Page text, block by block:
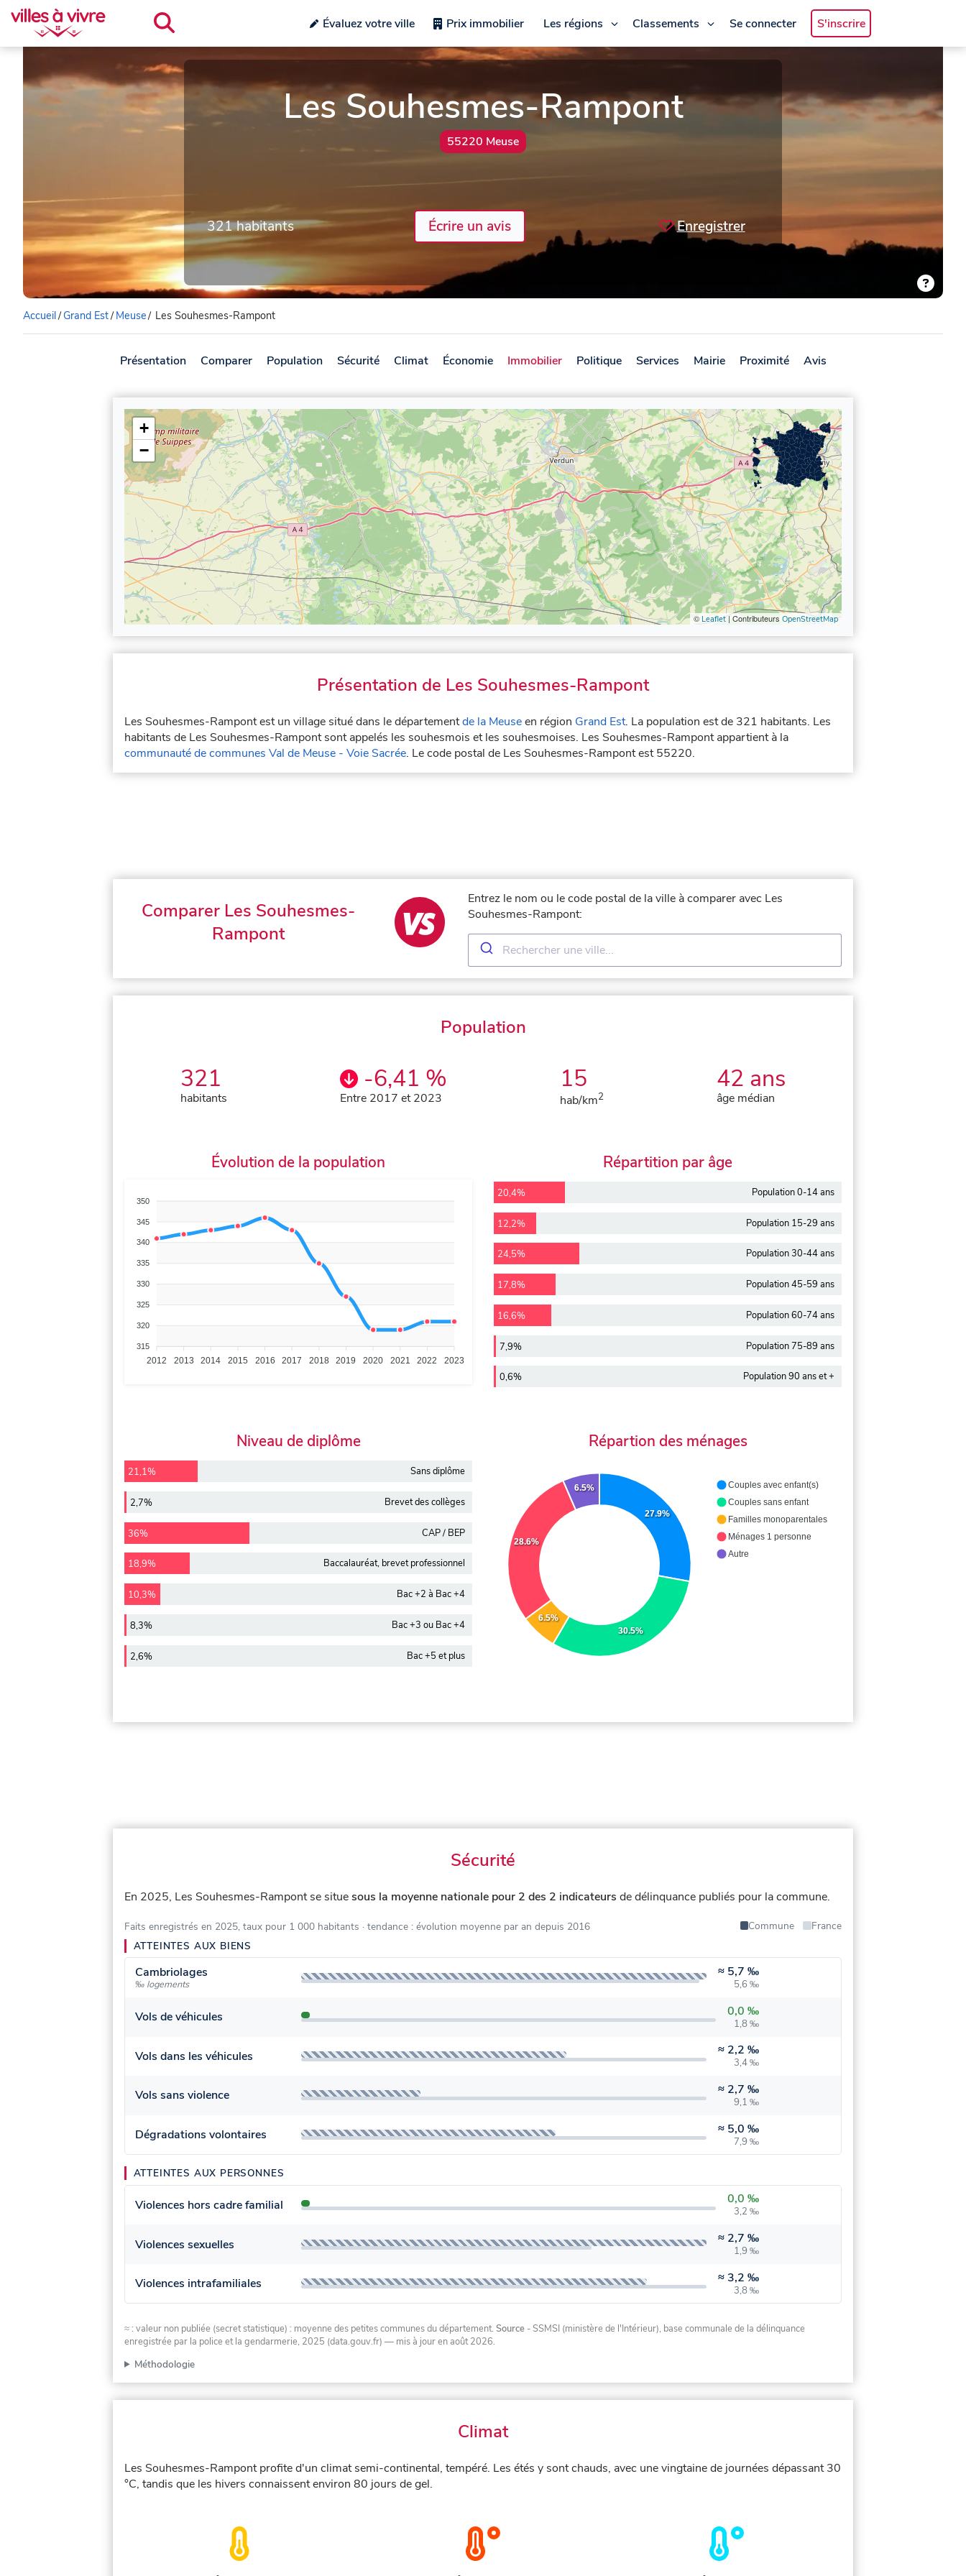
Évaluez votre ville Prix immobilier Les régions Classements Se connecter S'inscrire
Les Souhesmes-Rampont
55220 Meuse
321 habitants Écrire un avis Enregistrer
Accueil/Grand Est/ Meuse/ Les Souhesmes-Rampont
Présentation Comparer Population Sécurité Climat Économie Immobilier Politique Services Mairie Proximité Avis
+
−
© Leaflet | Contributeurs OpenStreetMap
Présentation de Les Souhesmes-Rampont
Les Souhesmes-Rampont est un village situé dans le départementde la Meuseen région Grand Est. La population est de 321 habitants. Les
habitants de Les Souhesmes-Rampont sont appelés les souhesmois et les souhesmoises. Les Souhesmes-Rampont appartient à la
communauté de communes Val de Meuse - Voie Sacrée. Le code postal de Les Souhesmes-Rampont est 55220.
Comparer Les Souhesmes-
Rampont
Entrez le nom ou le code postal de la ville à comparer avec Les
Souhesmes-Rampont:
Population
321
habitants
-6,41 %
Entre 2017 et 2023
15
hab/km2
42 ans
âge médian
Évolution de la population
350
345
340
335
330
325
320
315
2012 2013 2014 2015 2016 2017 2018 2019 2020 2021 2022 2023
Répartition par âge
20,4% Population 0-14 ans
12,2% Population 15-29 ans
24,5% Population 30-44 ans
17,8% Population 45-59 ans
16,6% Population 60-74 ans
7,9% Population 75-89 ans
0,6% Population 90 ans et +
Niveau de diplôme
21,1% Sans diplôme
2,7% Brevet des collèges
36% CAP / BEP
18,9% Baccalauréat, brevet professionnel
10,3% Bac +2 à Bac +4
8,3% Bac +3 ou Bac +4
2,6% Bac +5 et plus
Répartion des ménages
27.9%
30.5%
6.5%
28.6%
6.5%
Couples avec enfant(s)
Couples sans enfant
Familles monoparentales
Ménages 1 personne
Autre
Sécurité
En 2025, Les Souhesmes-Rampont se situesous la moyenne nationale pour 2 des 2 indicateurs de délinquance publiés pour la commune.
Faits enregistrés en 2025, taux pour 1 000 habitants · tendance : évolution moyenne par an depuis 2016 Commune
France
ATTEINTES AUX BIENS
Cambriolages
‰ logements
≈ 5,7 ‰
5,6 ‰
Vols de véhicules 0,0 ‰
1,8 ‰
Vols dans les véhicules ≈ 2,2 ‰
3,4 ‰
Vols sans violence ≈ 2,7 ‰
9,1 ‰
Dégradations volontaires ≈ 5,0 ‰
7,9 ‰
ATTEINTES AUX PERSONNES
Violences hors cadre familial 0,0 ‰
3,2 ‰
Violences sexuelles ≈ 2,7 ‰
1,9 ‰
Violences intrafamiliales ≈ 3,2 ‰
3,8 ‰
≈ : valeur non publiée (secret statistique) : moyenne des petites communes du département. Source - SSMSI (ministère de l'Intérieur), base communale de la délinquance
enregistrée par la police et la gendarmerie, 2025 (data.gouv.fr) — mis à jour en août 2026.
Méthodologie
Climat
Les Souhesmes-Rampont profite d'un climat semi-continental, tempéré. Les étés y sont chauds, avec une vingtaine de journées dépassant 30
°C, tandis que les hivers connaissent environ 80 jours de gel.